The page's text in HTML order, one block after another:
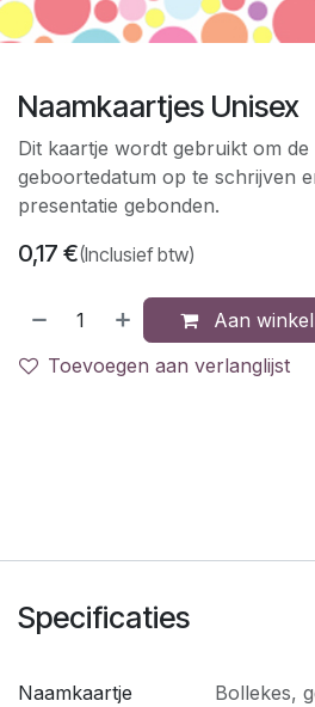
Naamkaartjes Unisex
Dit kaartje wordt gebruikt om
geboortedatum op te schrijven
presentatie gebonden.
0,17 €(Inclusief btw)
Aan
Toevoegen aan verlanglijst
Specificaties
Naamkaartje
Bollekes,